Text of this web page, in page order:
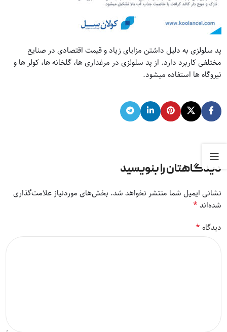
پد سلولزی به دلیل داشتن مزایای زیاد و قیمت اقتصادی در صنایع
مختلفی کاربرد دارد. از پد سلولزی در مرغداری ها، گلخانه ها، کولر ها و
نیروگاه ها استفاده میشود.
دیدگاهتان را بنویسید
نشانی ایمیل شما منتشر نخواهد شد. بخش‌های موردنیاز علامت‌گذاری
شده‌اند*
دیدگاه*